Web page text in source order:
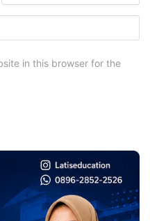
in this browser for the